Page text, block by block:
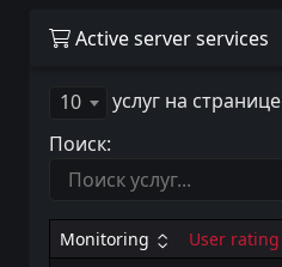
Active server services
10
услуг на странице
Поиск:
Monitoring User rating